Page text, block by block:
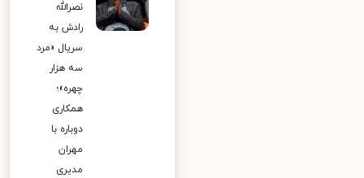
نصرالله
رادش به
سریال «مرد
سه هزار
چهره»؛
همکاری
دوباره با
مهران
مدیری